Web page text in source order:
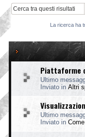
La ricerca ha
Piattaforme
Ultimo
Inviato in Altri
Ultimo
Inviato in